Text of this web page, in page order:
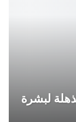
| 7 فوائد مذهلة لبشرة